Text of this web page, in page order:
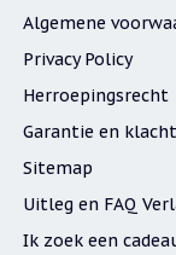
Algemene
Privacy Policy
Herroepingsrecht
Garantie en
Sitemap
Uitleg en FAQ
Ik zoek een